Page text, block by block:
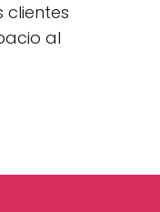
clientes
al